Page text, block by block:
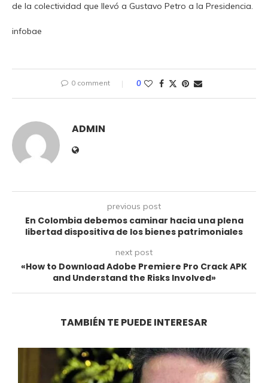
de la colectividad que llevó a Gustavo Petro a la Presidencia.
infobae
0 comment 0
ADMIN
previous post
En Colombia debemos caminar hacia una plena
libertad dispositiva de los bienes patrimoniales
next post
«How to Download Adobe Premiere Pro Crack APK
and Understand the Risks Involved»
TAMBIÉN TE PUEDE INTERESAR